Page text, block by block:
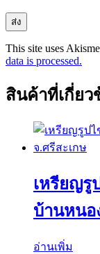
This site uses
data is processed.
สินค้าที่เกี่ยว
เหรียญรู
บ้านหนอ
อ่านเพิ่ม